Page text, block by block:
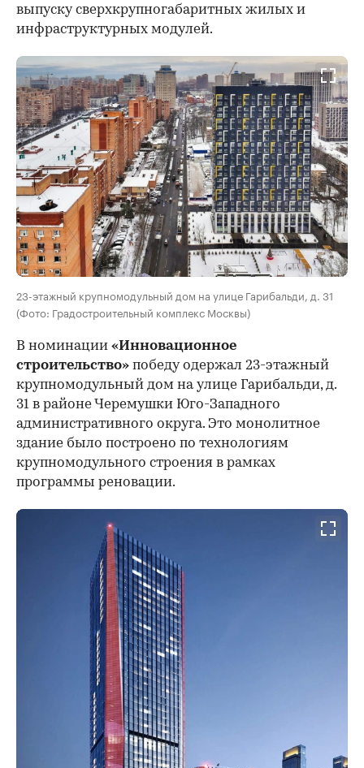
выпуску сверхкрупногабаритных жилых и
инфраструктурных модулей.
23-этажный крупномодульный дом на улице Гарибальди, д. 31
(Фото: Градостроительный комплекс Москвы)
В номинации «Инновационное
строительство» победу одержал 23-этажный
крупномодульный дом на улице Гарибальди, д.
31 в районе Черемушки Юго-Западного
административного округа. Это монолитное
здание было построено по технологиям
крупномодульного строения в рамках
программы реновации.